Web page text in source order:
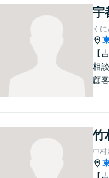
さ
見
応】
宇
く
【
相
顧
竹
中村